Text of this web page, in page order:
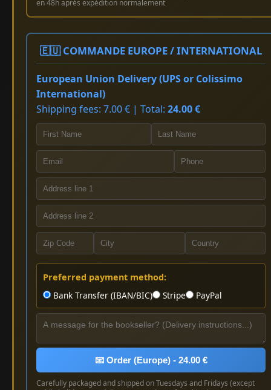
en 48h après expédition normalement
🇪🇺 COMMANDE EUROPE / INTERNATIONAL
European Union Delivery (UPS or Colissimo
International)
Shipping fees: 7.00 € | Total: 24.00 €
Preferred payment method:
Bank Transfer (IBAN/BIC)
Stripe PayPal
📧 Order (Europe) - 24.00 €
Carefully packaged and shipped on Tuesdays and Fridays (except